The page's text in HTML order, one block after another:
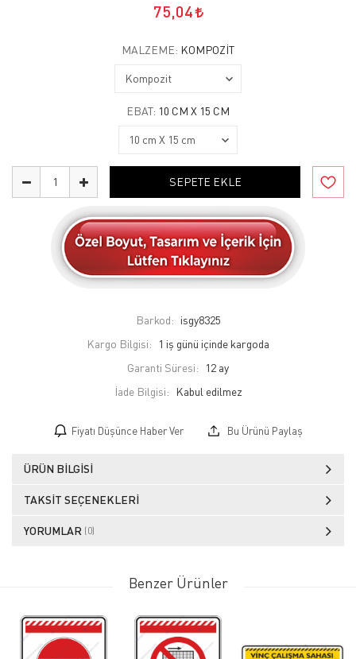
75,04
MALZEME: KOMPOZIT
EBAT: 10 CM X 15 CM
SEPETE EKLE
Barkod: isgy8325
Kargo Bilgisi:
1 iş günü içinde kargoda
Garanti Süresi:
12 ay
İade Bilgisi:
Fiyatı Düşünce Haber Ver Bu Ürünü Paylaş
ÜRÜN BILGISI
TAKSIT SEÇENEKLERI
YORUMLAR (0)
Benzer Ürünler